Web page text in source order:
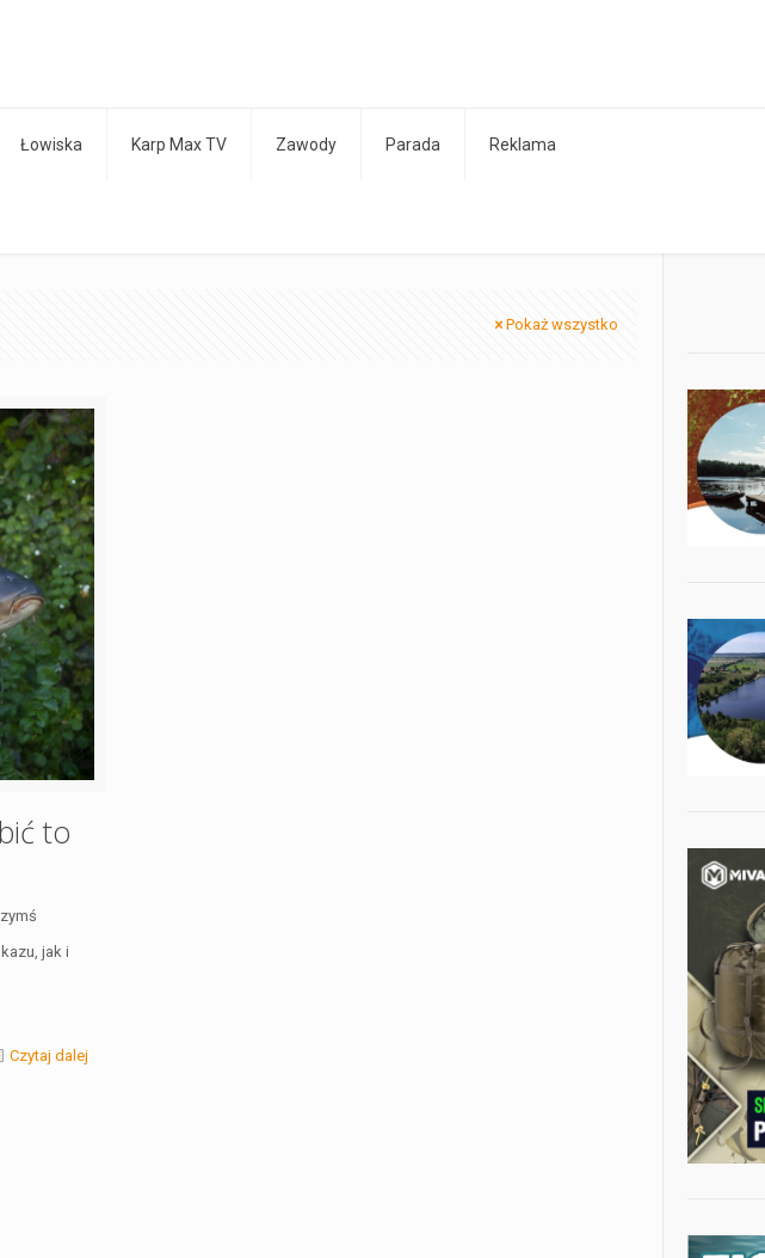
Łowiska Karp Max TV Zawody Parada Reklama
Pokaż wszystko
to
jak i
Czytaj dalej